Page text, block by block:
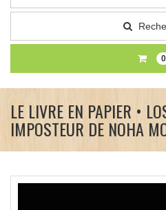
0
LE LIVRE EN PAPIER •
IMPOSTEUR DE NOHA